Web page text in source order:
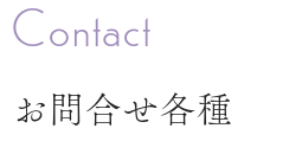
Contact
お問合せ各種